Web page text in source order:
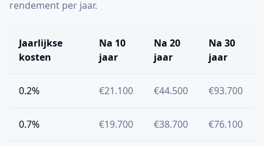
rendement per jaar.
Jaarlijkse
kosten
Na 10
jaar
Na 20
jaar
Na 30
jaar
0.2% €21.100 €44.500 €93.700
0.7% €19.700 €38.700 €76.100